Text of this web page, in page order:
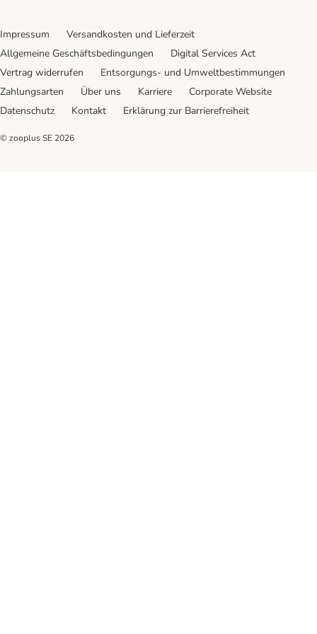
Impressum
Versandkosten und Lieferzeit
Allgemeine Geschäftsbedingungen
Digital Services Act
Vertrag widerrufen
Entsorgungs- und Umweltbestimmungen
Zahlungsarten
Über uns Karriere
Corporate Website
Datenschutz
Kontakt Erklärung zur Barrierefreiheit
© zooplus SE 2026